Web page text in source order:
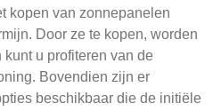
kopen van zonnepanelen
Door ze te kopen, worden
u profiteren van de
Bovendien zijn er
beschikbaar die de initiële